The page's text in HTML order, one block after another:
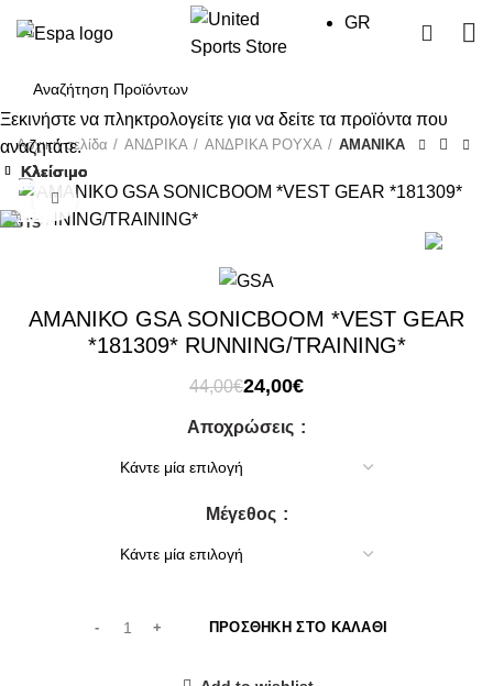
GR
Αρχική σελίδα ΑΝΔΡΙΚΑ ΑΝΔΡΙΚΑ ΡΟΥΧΑ ΑΜΑΝΙΚΑ
Click to enlarge
ΑΜΑΝΙΚΟ GSA SONICBOOM *VEST GEAR
*181309* RUNNING/TRAINING*
44,00€Original
was:
24,00€Η
τιμή
24,00€.
Αποχρώσεις
Μέγεθος
ΠΡΟΣΘΉΚΗ ΣΤΟ ΚΑΛΆΘΙ
-8%
GTS
Κλείσιμο
-45%
Κλείσιμο
-9%
Κλείσιμο
-17%
Κλείσιμο
Ξεκινήστε να πληκτρολογείτε για να δείτε τα προϊόντα που
αναζητάτε.